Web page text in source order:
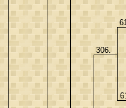
306.